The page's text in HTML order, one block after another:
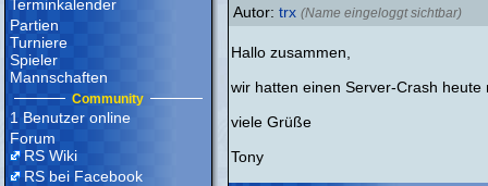
Terminkalender
Partien
Turniere
Spieler
Mannschaften
Community
1 Benutzer online
Forum
RS Wiki
RS bei Facebook
Autor: trx (Name eingeloggt sichtbar)
Hallo zusammen,
wir hatten einen Server-Crash
viele Grüße
Tony